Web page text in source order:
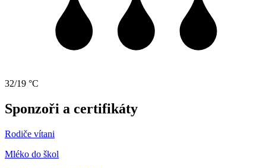
32/19 °C
Sponzoři a certifikáty
Rodiče vítani
Mléko do škol